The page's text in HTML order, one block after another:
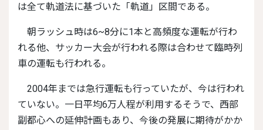
は全て軌道法に基づいた「軌道」区間である。
朝ラッシュ時は6~8分に1本と高頻度な運転が行わ
れる他、サッカー大会が行われる際は合わせて臨時列
車の運転も行われる。
2004年までは急行運転も行っていたが、今は行われ
ていない。一日平均6万人程が利用するそうで、西部
副都心への延伸計画もあり、今後の発展に期待がかか